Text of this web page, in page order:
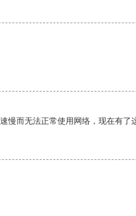
而无法正常使用网络，现在有了